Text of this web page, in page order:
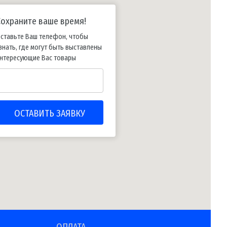
ваше время!
Ваш телефон, чтобы
где могут быть выставлены
Вас товары